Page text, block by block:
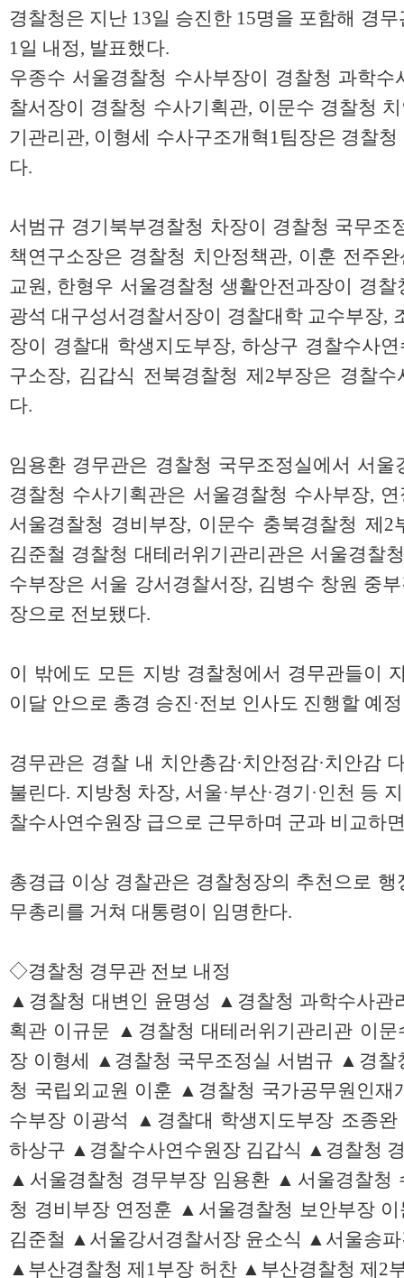
경찰청은 지난 13일 승진한 15명을 포함해 경
1일 내정, 발표했다.
우종수 서울경찰청 수사부장이 경찰청 과학
찰서장이 경찰청 수사기획관, 이문수 경찰청
기관리관, 이형세 수사구조개혁1팀장은 경찰
다.
서범규 경기북부경찰청 차장이 경찰청 국무조
책연구소장은 경찰청 치안정책관, 이훈 전주
교원, 한형우 서울경찰청 생활안전과장이 경
광석 대구성서경찰서장이 경찰대학 교수부장,
장이 경찰대 학생지도부장, 하상구 경찰수사
구소장, 김갑식 전북경찰청 제2부장은 경찰
다.
임용환 경무관은 경찰청 국무조정실에서 서
경찰청 수사기획관은 서울경찰청 수사부장,
서울경찰청 경비부장, 이문수 충북경찰청 제2
김준철 경찰청 대테러위기관리관은 서울경찰
수부장은 서울 강서경찰서장, 김병수 창원 중
장으로 전보됐다.
이 밖에도 모든 지방 경찰청에서 경무관들이
이달 안으로 총경 승진·전보 인사도 진행할 예
경무관은 경찰 내 치안총감·치안정감·치안감
불린다. 지방청 차장, 서울·부산·경기·인천 등
찰수사연수원장 급으로 근무하며 군과 비교하
총경급 이상 경찰관은 경찰청장의 추천으로
무총리를 거쳐 대통령이 임명한다.
◇경찰청 경무관 전보 내정
▲경찰청 대변인 윤명성 ▲경찰청 과학수사관
획관 이규문 ▲경찰청 대테러위기관리관 이
장 이형세 ▲경찰청 국무조정실 서범규 ▲경
청 국립외교원 이훈 ▲경찰청 국가공무원인
수부장 이광석 ▲경찰대 학생지도부장 조종
하상구 ▲경찰수사연수원장 김갑식 ▲경찰청
▲서울경찰청 경무부장 임용환 ▲서울경찰청
청 경비부장 연정훈 ▲서울경찰청 보안부장
김준철 ▲서울강서경찰서장 윤소식 ▲서울송
▲부산경찰청 제1부장 허찬 ▲부산경찰청 제2